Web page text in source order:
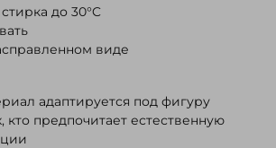
до 30°C
виде
адаптируется под фигуру
кто предпочитает естественную